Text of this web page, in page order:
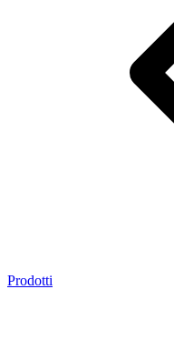
Prodotti